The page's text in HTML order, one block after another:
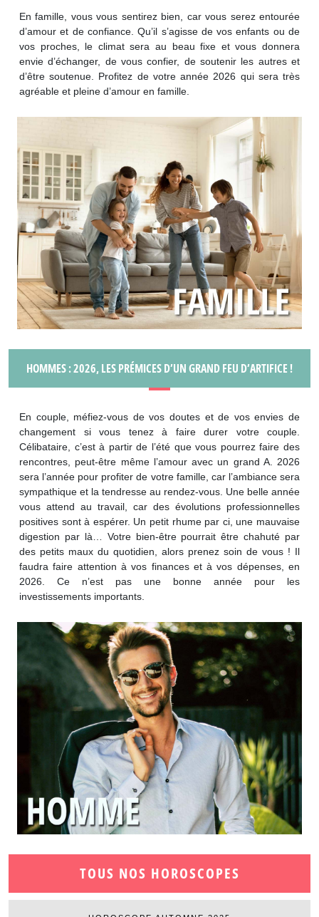
TOUS NOS HOROSCOPES
En famille, vous vous sentirez bien, car vous serez entourée
d’amour et de confiance. Qu’il s’agisse de vos enfants ou de
vos proches, le climat sera au beau fixe et vous donnera
envie d’échanger, de vous confier, de soutenir les autres et
d’être soutenue. Profitez de votre année 2026 qui sera très
agréable et pleine d’amour en famille.
HOMMES : 2026, LES PRÉMICES D’UN GRAND FEU D’ARTIFICE !
En couple, méfiez-vous de vos doutes et de vos envies de
changement si vous tenez à faire durer votre couple.
Célibataire, c’est à partir de l’été que vous pourrez faire des
rencontres, peut-être même l’amour avec un grand A. 2026
sera l’année pour profiter de votre famille, car l’ambiance sera
sympathique et la tendresse au rendez-vous. Une belle année
vous attend au travail, car des évolutions professionnelles
positives sont à espérer. Un petit rhume par ci, une mauvaise
digestion par là… Votre bien-être pourrait être chahuté par
des petits maux du quotidien, alors prenez soin de vous ! Il
faudra faire attention à vos finances et à vos dépenses, en
2026. Ce n’est pas une bonne année pour les
investissements importants.